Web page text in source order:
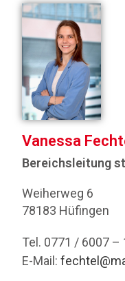
Vanessa
Bereichsleitung
Weiherweg 6
78183 Hüfingen
Tel. 0771 / 6007 –
E-Mail: